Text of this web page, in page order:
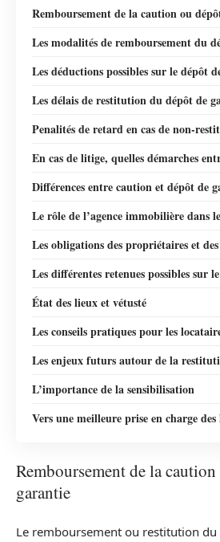
Remboursement de la caution ou
Les modalités de remboursement du
Les déductions possibles sur le dépôt
Les délais de restitution du dépôt de
Penalités de retard en cas de non-
En cas de litige, quelles démarches
Différences entre caution et dépôt de
Le rôle de l’agence immobilière dans
Les obligations des propriétaires et
Les différentes retenues possibles sur
État des lieux et vétusté
Les conseils pratiques pour les
Les enjeux futurs autour de la
L’importance de la sensibilisation
Vers une meilleure prise en charge
Remboursement de la
garantie
Le remboursement ou restitution du